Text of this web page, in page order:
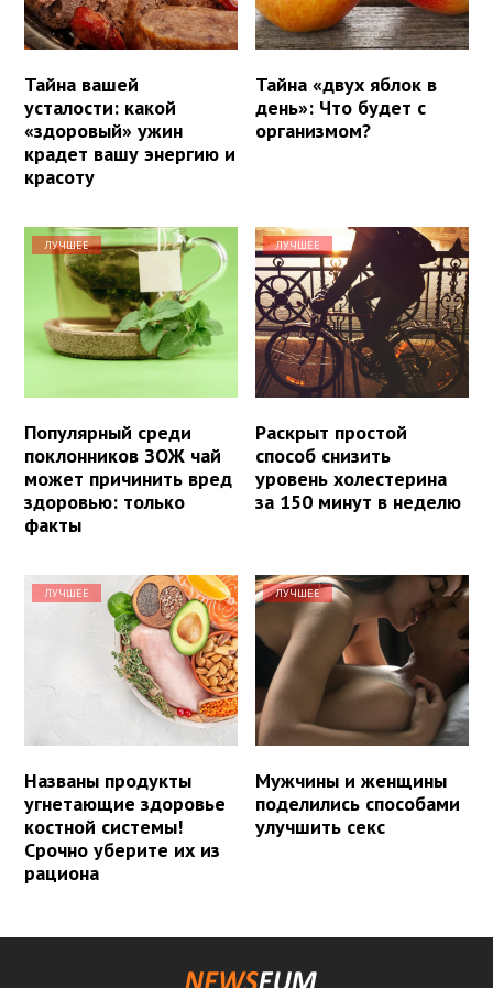
Тайна вашей
усталости: какой
«здоровый» ужин
крадет вашу энергию и
красоту
Тайна «двух яблок в
день»: Что будет с
организмом?
ЛУЧШЕЕ
Популярный среди
поклонников ЗОЖ чай
может причинить вред
здоровью: только
факты
ЛУЧШЕЕ
Раскрыт простой
способ снизить
уровень холестерина
за 150 минут в неделю
ЛУЧШЕЕ
Названы продукты
угнетающие здоровье
костной системы!
Срочно уберите их из
рациона
ЛУЧШЕЕ
Мужчины и женщины
поделились способами
улучшить секс